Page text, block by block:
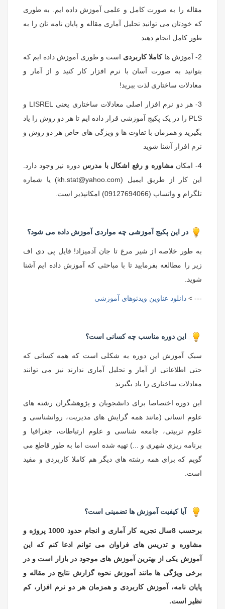
مقاله را به صورت کامل و علمی آموزش داده ایم. به طوری
که خودتان می توانید تحلیل آماری مقاله و پایان نامه تان را به
طور کامل انجام دهید
2- آموزش ها کاملا کاربردی است و طوری آموزش داده ایم که
بتوانید به صورت آسان با نرم افزار کار کنید و از آمار و
معادلات ساختاری لذت ببرید!
3- هر دو نرم افزار اصلی معادلات ساختاری یعنی LISREL و
PLS را در یک پکیج آموزشی قرار داده ایم تا هر دو روش را یاد
بگیرید و همزمان با تفاوت ها و ویژگی های خاص هر دو روش و
نرم افزار آشنا شوید
4- امکان مشاوره و رفع اشکال با مدرس دوره نیز وجود دارد.
این کار از طریق ایمیل (kh.stat@yahoo.com) یا شماره
تلگرام و واتساپ (09127694066) امکانپذیر است.
در این پکیج آموزشی چه مواردی آموزش داده می شود؟
به طور خلاصه از شیر مرغ تا جان آدمیزاد! فایل پی دی اف
زیر را مطالعه بفرمایید تا با مباحثی که آموزش داده ایم آشنا
شوید.
--- > دانلود عناوین ویدئوهای آموزشی
این دوره مناسب چه کسانی است؟
سبک آموزش این دوره به شکلی است که همه کسانی که
حتی اطلاعاتی از آمار و تحلیل آماری ندارند نیز می توانند
معادلات ساختاری را یاد بگیرند
این دوره اختصاصا برای دانشجویان و پژوهشگران رشته های
علوم انسانی (مانند همه گرایش های مدیریت، روانشناسی و
علوم تربیتی، جامعه شناسی و علوم ارتباطات، جغرافیا و
برنامه ریزی شهری و ...) تهیه شده است اما به طور قاطع می
گویم که برای همه رشته های دیگر هم کاملا کاربردی و مفید
است.
آیا کیفیت آموزش ها تضمینی است؟
برحسب 8سال تجریه کار آماری و انجام حدود 1000 پروژه و
مشاوره و تدریس های فراوان می توانم ادعا کنم که این
آموزش یکی از بهترین آموزش های موجود در بازار است و در
برخی ویژگی ها مانند آموزش نحوه گزارش نتایج در مقاله و
پایان نامه، آموزش کاربردی و همزمان هر دو نرم افزار، کم
نظیر است.